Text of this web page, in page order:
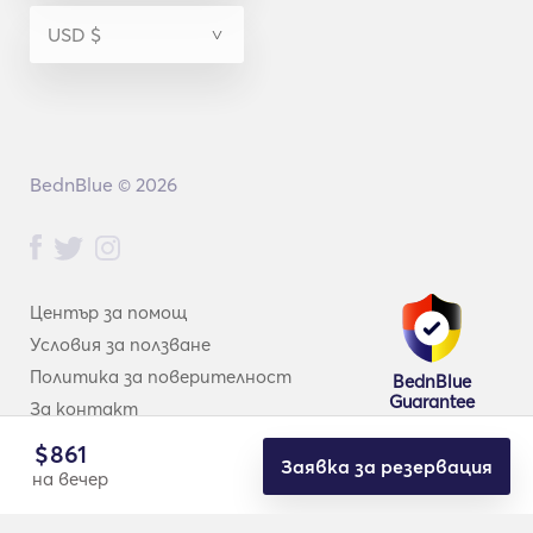
I’m at your service and I can’t wait to share our next
$861
на вечер
Заявка за резервация
Център за помощ
Условия за ползване
Политика за поверителност
За контакт
BednBlue
Guarantee
BednBlue © 2026